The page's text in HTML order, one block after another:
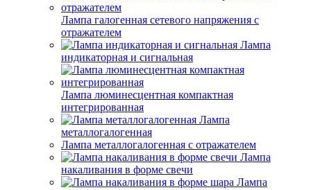
Лампа галогенная сетевого напряжения с
отражателем
Лампа
индикаторная и сигнальная
Лампа люминесцентная компактная
интегрированная
Лампа
металлогалогенная
Лампа металлогалогенная с отражателем
Лампа
накаливания в форме свечи
Лампа